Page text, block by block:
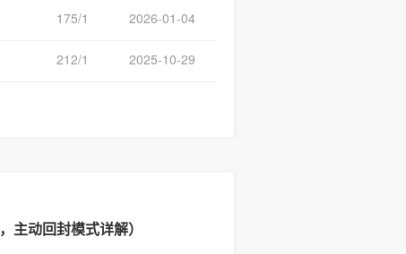
175/1 2026-01-04
212/1 2025-10-29
主动回封模式详解）